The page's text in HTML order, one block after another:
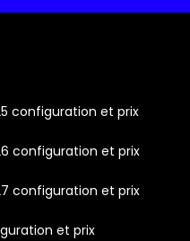
configuration et prix
configuration et prix
configuration et prix
et prix